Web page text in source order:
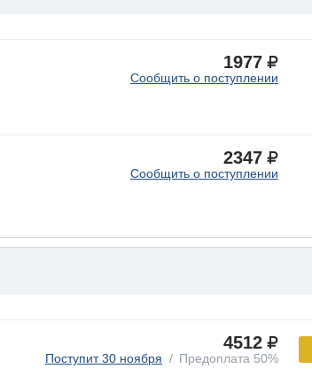
1977
Сообщить о поступлении
2347
Сообщить о поступлении
4512
Поступит 30 ноября Предоплата 50%